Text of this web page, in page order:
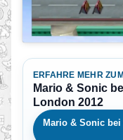
ERFAHRE MEHR
Mario & Sonic
London 2012
Mario & Sonic